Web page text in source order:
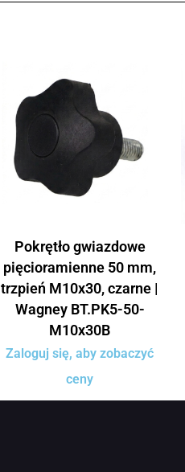
Pokrętło gwiazdowe
pięcioramienne 50 mm,
trzpień M10x30, czarne |
Wagney BT.PK5-50-
M10x30B
Zaloguj się, aby zobaczyć
ceny